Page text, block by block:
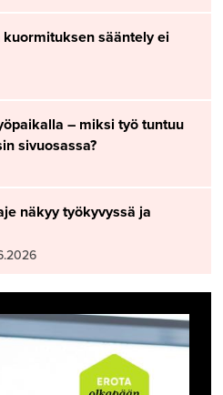
sääntely ei
– miksi työ tuntuu
sivuosassa?
näkyy työkyvyssä ja